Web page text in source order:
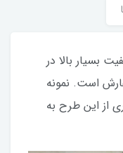
بسیار بالا در
قابل سفارش است. نمونه
از این طرح به